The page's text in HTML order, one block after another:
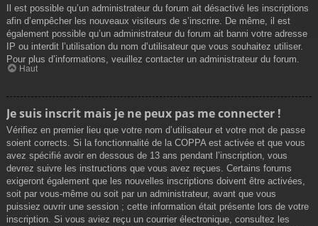
Il est possible qu’un administrateur du forum ait désactivé les inscriptions
afin d’empêcher les nouveaux visiteurs de s’inscrire. De même, il est
également possible qu’un administrateur du forum ait banni votre adresse
IP ou interdit l’utilisation du nom d’utilisateur que vous souhaitez utiliser.
Pour plus d’informations, veuillez contacter un administrateur du forum.
Haut
Je suis inscrit mais je ne peux pas me connecter !
Vérifiez en premier lieu que votre nom d’utilisateur et votre mot de passe
soient corrects. Si la fonctionnalité de la COPPA est activée et que vous
avez spécifié avoir en dessous de 13 ans pendant l’inscription, vous
devrez suivre les instructions que vous avez reçues. Certains forums
exigeront également que les nouvelles inscriptions doivent être activées,
soit par vous-même ou soit par un administrateur, avant que vous
puissiez ouvrir une session ; cette information était présente lors de votre
inscription. Si vous aviez reçu un courrier électronique, consultez les